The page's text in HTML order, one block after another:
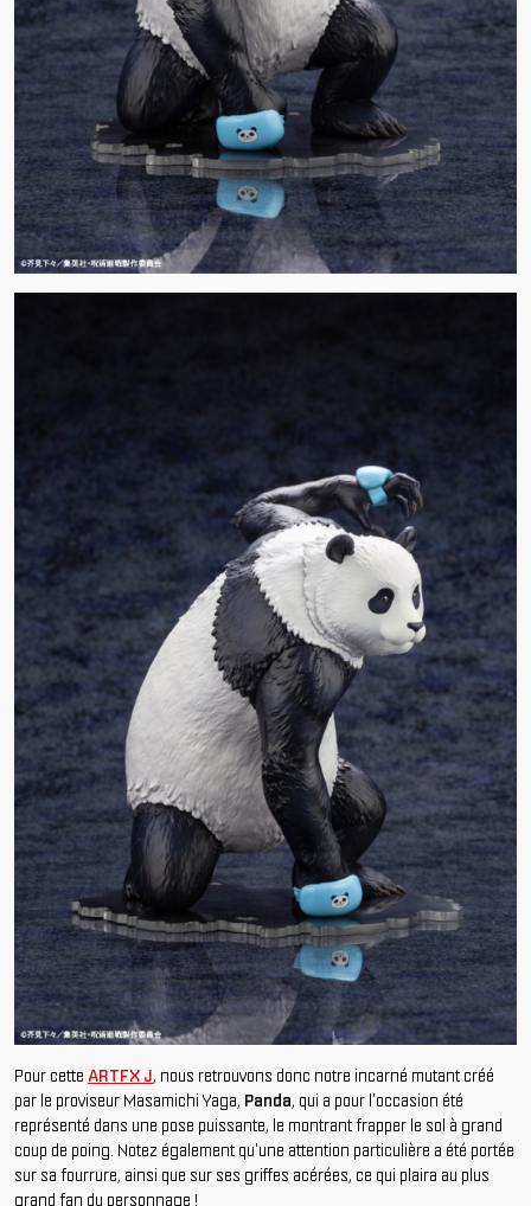
Pour cette ARTFX J, nous retrouvons donc notre incarné mutant créé
par le proviseur Masamichi Yaga, Panda, qui a pour l'occasion été
représenté dans une pose puissante, le montrant frapper le sol à grand
coup de poing. Notez également qu'une attention particulière a été portée
sur sa fourrure, ainsi que sur ses griffes acérées, ce qui plaira au plus
grand fan du personnage !